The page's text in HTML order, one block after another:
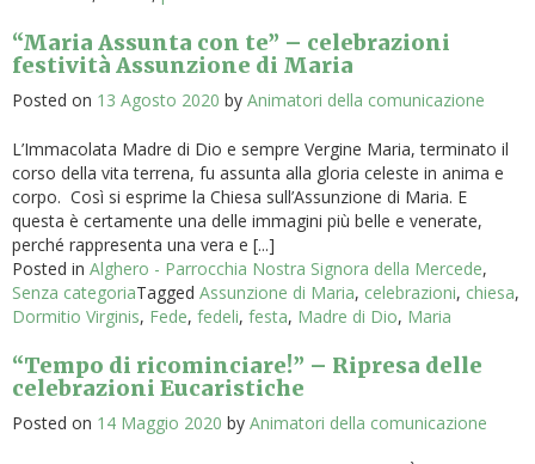
“Maria Assunta con te” – celebrazioni
festività Assunzione di Maria
Posted on 13 Agosto 2020 by Animatori della comunicazione
L’Immacolata Madre di Dio e sempre Vergine Maria, terminato il
corso della vita terrena, fu assunta alla gloria celeste in anima e
corpo. Così si esprime la Chiesa sull’Assunzione di Maria. E
questa è certamente una delle immagini più belle e venerate,
perché rappresenta una vera e [...]
Posted in Alghero - Parrocchia Nostra Signora della Mercede,
Senza categoriaTagged Assunzione di Maria, celebrazioni, chiesa,
Dormitio Virginis, Fede, fedeli, festa, Madre di Dio, Maria
“Tempo di ricominciare!” – Ripresa delle
celebrazioni Eucaristiche
Posted on 14 Maggio 2020 by Animatori della comunicazione